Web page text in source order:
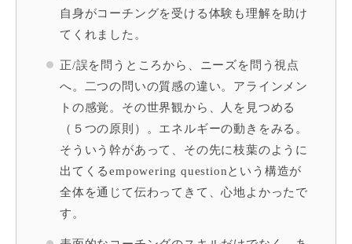
自身がコーチングを受ける体験も理解を助け
てくれました。
正/誤を問うところから、ニーズを問う視点
へ。二つの問いの質感の違い。アラインメン
トの感覚。その世界観から、人を見つめる
（５つの原則）。エネルギーの動きをみる。
そういう幹があって、その先に枝葉のように
出てくるempowering questionという構造が
全体を通じて伝わってきて、心地よかったで
す。